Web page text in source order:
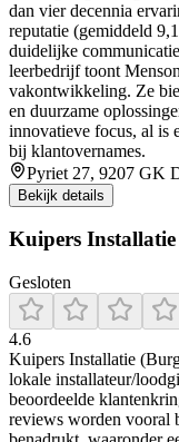
dan vier decennia
reputatie (gemiddeld
duidelijke
leerbedrijf toont
vakontwikkeling. Ze
en duurzame
innovatieve focus, al is
bij klantovernames.
Pyriet 27, 9207 GK
Bekijk details
Kuipers Installatie
Gesloten
4.6
Kuipers Installatie
lokale installateur/
beoordeelde
reviews worden vooral